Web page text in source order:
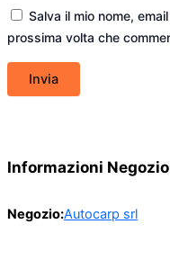
Salva il mio nome,
prossima volta che
Informazioni Negozio
Negozio:Autocarp srl